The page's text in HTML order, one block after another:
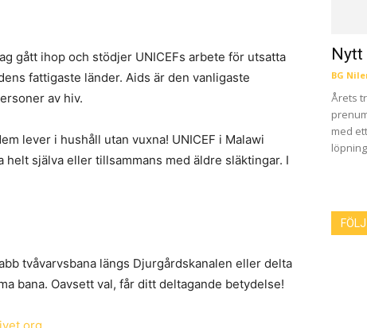
gått ihop och stödjer UNICEFs arbete för utsatta
fattigaste länder. Aids är den vanligaste
av hiv.
lever i hushåll utan vuxna! UNICEF i Malawi
själva eller tillsammans med äldre släktingar. I
tvåvarvsbana längs Djurgårdskanalen eller delta
bana. Oavsett val, får ditt deltagande betydelse!
Nytt
BG
Årets
med